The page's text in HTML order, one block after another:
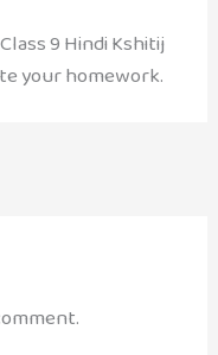
9 Hindi Kshitij
your homework.